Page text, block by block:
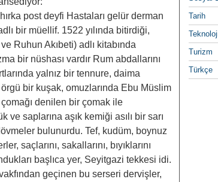
post deyfi Hastaları gelür derman
bir müellif. 1522 yılında bitirdiği,
Ruhun Akıbeti) adlı kitabında
bir nüshası vardır Rum abdallarını
yalnız bir tennure, daima
bir kuşak, omuzlarında Ebu Müslim
denilen bir çomak ile
ve saplarına aşık kemiği asılı bir sarı
bulunurdu. Tef, kudüm, boynuz
saçlarını, sakallarını, bıyıklarını
başlıca yer, Seyitgazi tekkesi idi.
geçinen bu serseri dervişler,
Tarih
Turizm
Türkçe